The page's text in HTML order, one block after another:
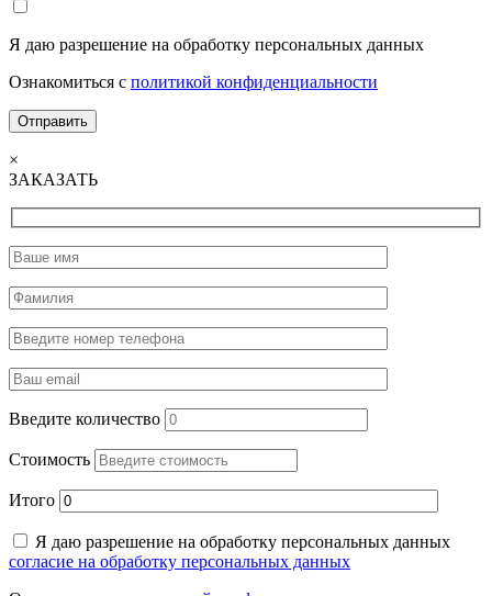
Я даю разрешение на обработку персональных данных
Ознакомиться с политикой конфиденциальности
×
ЗАКАЗАТЬ
Введите количество
Стоимость
Итого
Я даю разрешение на обработку персональных данных
согласие на обработку персональных данных